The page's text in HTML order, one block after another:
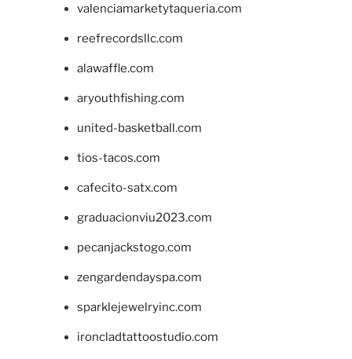
valenciamarketytaqueria.com
reefrecordsllc.com
alawaffle.com
aryouthfishing.com
united-basketball.com
tios-tacos.com
cafecito-satx.com
graduacionviu2023.com
pecanjackstogo.com
zengardendayspa.com
sparklejewelryinc.com
ironcladtattoostudio.com